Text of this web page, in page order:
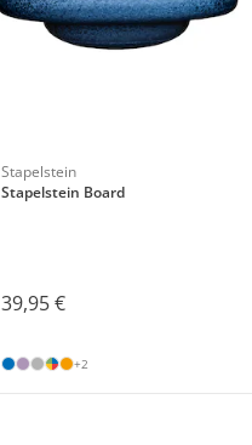
Stapelstein
Stapelstein Board
39,95 €
+2